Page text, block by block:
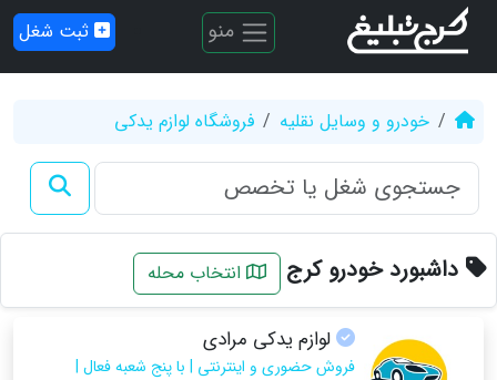
منو ثبت شغل
خودرو و وسایل نقلیه فروشگاه لوازم یدکی
داشبورد خودرو کرج انتخاب محله
لوازم یدکی مرادی
فروش حضوری و اینترنتی | با پنج شعبه فعال |